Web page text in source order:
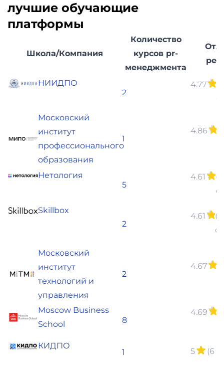
лучшие обучающие
платформы
Школа/Компания
Количество
курсов pr-
менеджмента
НИИДПО
2
4.77
Московский
институт
профессионального
образования
1
4.86
Нетология
5
4.61
Skillbox
2
4.61
Московский
институт
технологий и
управления
2
4.67
Moscow Business
School
8
4.69
КИДПО
1 5 (6